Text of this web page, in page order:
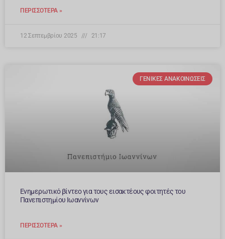
ΠΕΡΙΣΣΌΤΕΡΑ »
12 Σεπτεμβρίου 2025 21:17
ΓΕΝΙΚΈΣ ΑΝΑΚΟΙΝΏΣΕΙΣ
Ενημερωτικό βίντεο για τους εισακτέους φοιτητές του
Πανεπιστημίου Ιωαννίνων
ΠΕΡΙΣΣΌΤΕΡΑ »